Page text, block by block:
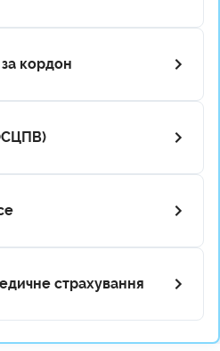
кордон
страхування